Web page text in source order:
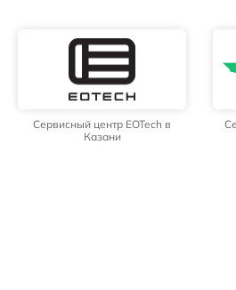
Сервисный центр EOTech в
Казани